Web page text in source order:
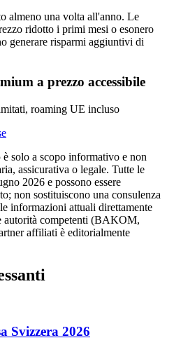
almeno una volta all'anno. Le
ridotto i primi mesi o esonero
generare risparmi aggiuntivi di
a prezzo accessibile
roaming UE incluso
solo a scopo informativo e non
assicurativa o legale. Tutte le
2026 e possono essere
non sostituiscono una consulenza
informazioni attuali direttamente
autorità competenti (BAKOM,
affiliati è editorialmente
Svizzera 2026